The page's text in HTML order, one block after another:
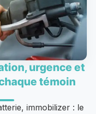
urgence et
témoin
immobilizer : le